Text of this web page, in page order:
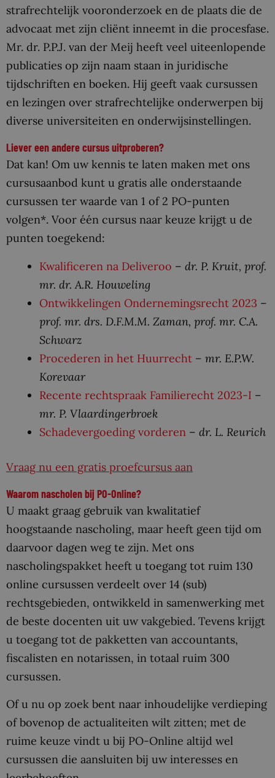
strafrechtelijk vooronderzoek en de plaats die de
advocaat met zijn cliënt inneemt in die procesfase.
Mr. dr. P.P.J. van der Meij heeft veel uiteenlopende
publicaties op zijn naam staan in juridische
tijdschriften en boeken. Hij geeft vaak cursussen
en lezingen over strafrechtelijke onderwerpen bij
diverse universiteiten en onderwijsinstellingen.
Liever een andere cursus uitproberen?
Dat kan! Om uw kennis te laten maken met ons
cursusaanbod kunt u gratis alle onderstaande
cursussen ter waarde van 1 of 2 PO-punten
volgen*. Voor één cursus naar keuze krijgt u de
punten toegekend:
Kwalificeren na Deliveroo – dr. P. Kruit, prof.
mr. dr. A.R. Houweling
Ontwikkelingen Ondernemingsrecht 2023 –
prof. mr. drs. D.F.M.M. Zaman, prof. mr. C.A.
Schwarz
Procederen in het Huurrecht – mr. E.P.W.
Korevaar
Recente rechtspraak Familierecht 2023-I –
mr. P. Vlaardingerbroek
Schadevergoeding vorderen – dr. L. Reurich
Vraag nu een gratis proefcursus aan
Waarom nascholen bij PO-Online?
U maakt graag gebruik van kwalitatief
hoogstaande nascholing, maar heeft geen tijd om
daarvoor dagen weg te zijn. Met ons
nascholingspakket heeft u toegang tot ruim 130
online cursussen verdeelt over 14 (sub)
rechtsgebieden, ontwikkeld in samenwerking met
de beste docenten uit uw vakgebied. Tevens krijgt
u toegang tot de pakketten van accountants,
fiscalisten en notarissen, in totaal ruim 300
cursussen.
Of u nu op zoek bent naar inhoudelijke verdieping
of bovenop de actualiteiten wilt zitten; met de
ruime keuze vindt u bij PO-Online altijd wel
cursussen die aansluiten bij uw interesses en